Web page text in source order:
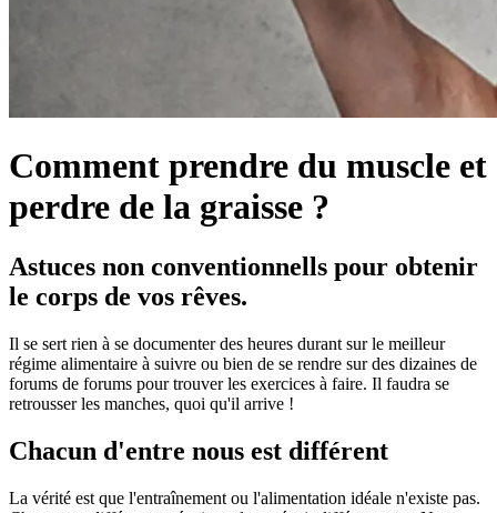
Comment prendre du muscle et
perdre de la graisse ?
Astuces non conventionnells pour obtenir
le corps de vos rêves.
Il se sert rien à se documenter des heures durant sur le meilleur
régime alimentaire à suivre ou bien de se rendre sur des dizaines de
forums de forums pour trouver les exercices à faire. Il faudra se
retrousser les manches, quoi qu'il arrive !
Chacun d'entre nous est différent
La vérité est que l'entraînement ou l'alimentation idéale n'existe pas.